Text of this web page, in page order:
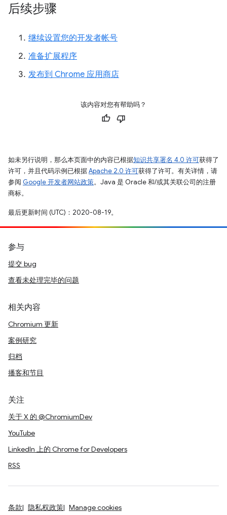
后续步骤
继续设置您的开发者帐号
准备扩展程序
发布到 Chrome 应用商店
该内容对您有帮助吗？
如未另行说明，那么本页面中的内容已根据知识共享署名 4.0 许可获得了
许可，并且代码示例已根据Apache 2.0 许可获得了许可。有关详情，请
参阅 Google 开发者网站政策。Java 是 Oracle 和/或其关联公司的注册
商标。
最后更新时间 (UTC)：2020-08-19。
参与
提交 bug
查看未处理完毕的问题
相关内容
Chromium 更新
案例研究
归档
播客和节目
关注
关于 X 的 @ChromiumDev
YouTube
LinkedIn 上的 Chrome for Developers
RSS
条款 隐私权政策 Manage cookies